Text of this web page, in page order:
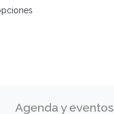
Agenda y eventos